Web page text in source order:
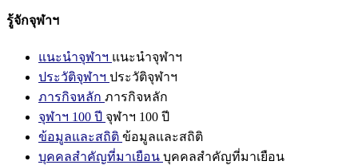
รู้จักจุฬาฯ
แนะนำจุฬาฯ แนะนำจุฬาฯ
ประวัติจุฬาฯ ประวัติจุฬาฯ
ภารกิจหลัก ภารกิจหลัก
จุฬาฯ 100 ปี จุฬาฯ 100 ปี
ข้อมูลและสถิติ ข้อมูลและสถิติ
บุคคลสำคัญที่มาเยือน บุคคลสำคัญที่มาเยือน